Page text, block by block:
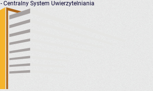
- Centralny System Uwierzytelniania